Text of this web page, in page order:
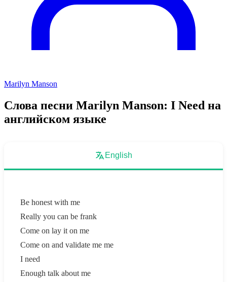
Marilyn Manson
Слова песни Marilyn Manson: I Need на
английском языке
English
Be honest with me
Really you can be frank
Come on lay it on me
Come on and validate me me
I need
Enough talk about me